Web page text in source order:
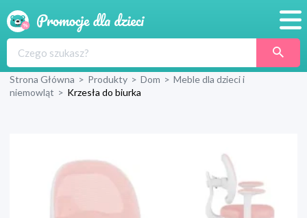
Produkty
Wyprawka
Strona Główna > Produkty > Dom > Meble dla dzieci i
niemowląt > Krzesła do biurka